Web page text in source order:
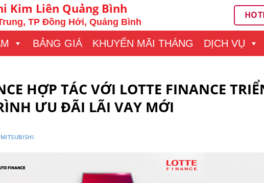
Kim Liên Quảng Bình
TP Đồng Hới, Quảng Bình
BẢNG GIÁ KHUYẾN MÃI THÁNG DỊCH VỤ
HỢP TÁC VỚI LOTTE FINANCE
ƯU ĐÃI LÃI VAY MỚI